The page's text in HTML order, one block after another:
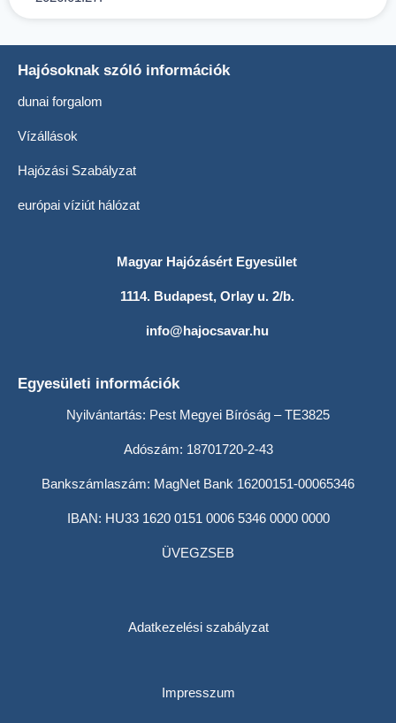
Hajósoknak szóló információk
dunai forgalom
Vízállások
Hajózási Szabályzat
európai víziút hálózat
Magyar Hajózásért Egyesület
1114. Budapest, Orlay u. 2/b.
info@hajocsavar.hu
Egyesületi információk
Nyilvántartás: Pest Megyei Bíróság – TE3825
Adószám: 18701720-2-43
Bankszámlaszám: MagNet Bank 16200151-00065346
IBAN: HU33 1620 0151 0006 5346 0000 0000
ÜVEGZSEB
Adatkezelési szabályzat
Impresszum